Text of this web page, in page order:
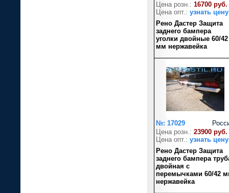
Цена розн.: 16700 руб.
Цена опт.: узнать цену
Рено Дастер Защита
заднего бампера
уголки двойные 60/42
мм нержавейка
№: 17029
Цена розн.: 23900 руб.
Цена опт.: узнать цену
Рено Дастер Защита
заднего бампера
двойная с
перемычками 60/42
нержавейка